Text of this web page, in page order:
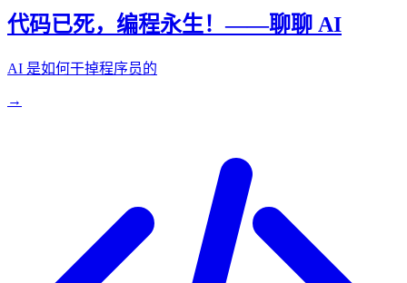
代码已死，编程永生！——聊聊 AI
AI 是如何干掉程序员的
→